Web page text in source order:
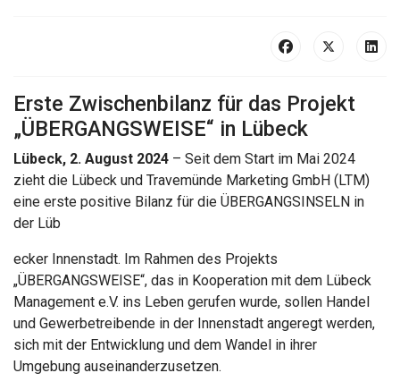
Erste Zwischenbilanz für das Projekt
„ÜBERGANGSWEISE“ in Lübeck
Lübeck, 2. August 2024 – Seit dem Start im Mai 2024
zieht die Lübeck und Travemünde Marketing GmbH (LTM)
eine erste positive Bilanz für die ÜBERGANGSINSELN in
der Lüb
ecker Innenstadt. Im Rahmen des Projekts
„ÜBERGANGSWEISE“, das in Kooperation mit dem Lübeck
Management e.V. ins Leben gerufen wurde, sollen Handel
und Gewerbetreibende in der Innenstadt angeregt werden,
sich mit der Entwicklung und dem Wandel in ihrer
Umgebung auseinanderzusetzen.